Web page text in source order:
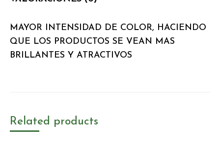
MAYOR INTENSIDAD DE COLOR, HACIENDO
QUE LOS PRODUCTOS SE VEAN MAS
BRILLANTES Y ATRACTIVOS
Related products